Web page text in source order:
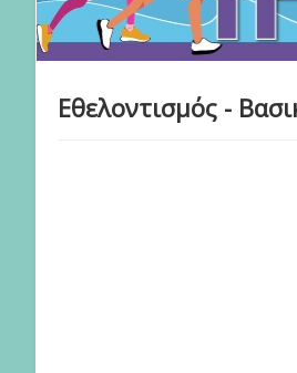
Εθελοντισμός -